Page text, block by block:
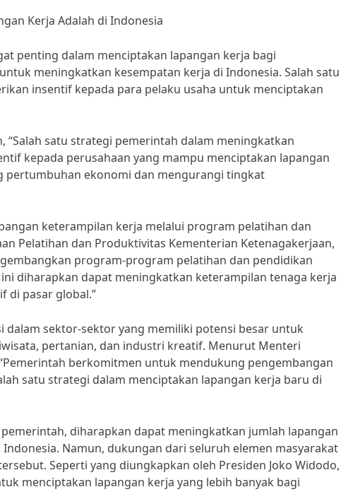
Kerja Adalah di Indonesia
penting dalam menciptakan lapangan kerja bagi
meningkatkan kesempatan kerja di Indonesia. Salah satu
insentif kepada para pelaku usaha untuk menciptakan
“Salah satu strategi pemerintah dalam meningkatkan
kepada perusahaan yang mampu menciptakan lapangan
pertumbuhan ekonomi dan mengurangi tingkat
keterampilan kerja melalui program pelatihan dan
Pelatihan dan Produktivitas Kementerian Ketenagakerjaan,
program-program pelatihan dan pendidikan
diharapkan dapat meningkatkan keterampilan tenaga kerja
di pasar global.”
sektor-sektor yang memiliki potensi besar untuk
pertanian, dan industri kreatif. Menurut Menteri
berkomitmen untuk mendukung pengembangan
satu strategi dalam menciptakan lapangan kerja baru di
diharapkan dapat meningkatkan jumlah lapangan
Namun, dukungan dari seluruh elemen masyarakat
Seperti yang diungkapkan oleh Presiden Joko Widodo,
menciptakan lapangan kerja yang lebih banyak bagi